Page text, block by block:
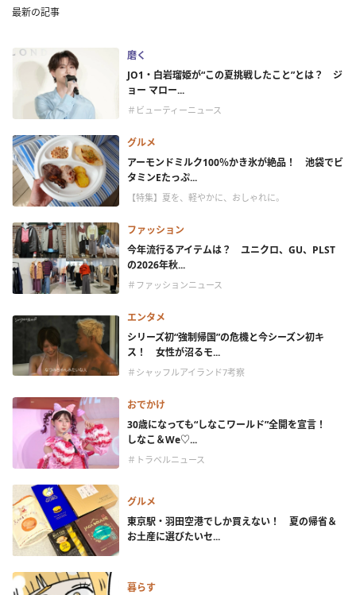
最新の記事
磨く
JO1・白岩瑠姫が“この夏挑戦したこと”とは？ ジ
ョー マロー...
＃ビューティーニュース
グルメ
アーモンドミルク100％かき氷が絶品！ 池袋でビ
タミンEたっぷ...
【特集】夏を、軽やかに、おしゃれに。
ファッション
今年流行るアイテムは？ ユニクロ、GU、PLST
の2026年秋...
＃ファッションニュース
エンタメ
シリーズ初“強制帰国”の危機と今シーズン初キ
ス！ 女性が沼るモ...
＃シャッフルアイランド7考察
おでかけ
30歳になっても“しなこワールド”全開を宣言！
しなこ＆We♡...
＃トラベルニュース
グルメ
東京駅・羽田空港でしか買えない！ 夏の帰省＆
お土産に選びたいセ...
暮らす